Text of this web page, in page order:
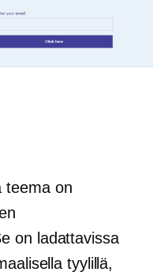
teema on
on ladattavissa
tyylillä,